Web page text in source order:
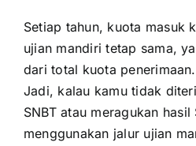
Setiap tahun, kuota masuk
ujian mandiri tetap sama,
dari total kuota penerimaan.
Jadi, kalau kamu tidak
SNBT atau meragukan hasil
menggunakan jalur ujian